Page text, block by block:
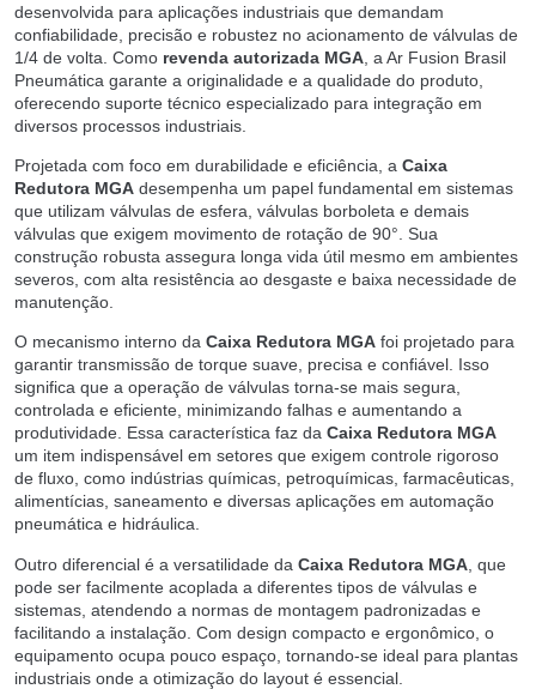
desenvolvida para aplicações industriais que demandam
confiabilidade, precisão e robustez no acionamento de válvulas de
1/4 de volta. Como revenda autorizada MGA , a Ar Fusion Brasil
Pneumática garante a originalidade e a qualidade do produto,
oferecendo suporte técnico especializado para integração em
diversos processos industriais.
Projetada com foco em durabilidade e eficiência, a Caixa
Redutora MGA desempenha um papel fundamental em sistemas
que utilizam válvulas de esfera, válvulas borboleta e demais
válvulas que exigem movimento de rotação de 90°. Sua
construção robusta assegura longa vida útil mesmo em ambientes
severos, com alta resistência ao desgaste e baixa necessidade de
manutenção.
O mecanismo interno da Caixa Redutora MGA foi projetado para
garantir transmissão de torque suave, precisa e confiável. Isso
significa que a operação de válvulas torna-se mais segura,
controlada e eficiente, minimizando falhas e aumentando a
produtividade. Essa característica faz da Caixa Redutora MGA
um item indispensável em setores que exigem controle rigoroso
de fluxo, como indústrias químicas, petroquímicas, farmacêuticas,
alimentícias, saneamento e diversas aplicações em automação
pneumática e hidráulica.
Outro diferencial é a versatilidade da Caixa Redutora MGA , que
pode ser facilmente acoplada a diferentes tipos de válvulas e
sistemas, atendendo a normas de montagem padronizadas e
facilitando a instalação. Com design compacto e ergonômico, o
equipamento ocupa pouco espaço, tornando-se ideal para plantas
industriais onde a otimização do layout é essencial.